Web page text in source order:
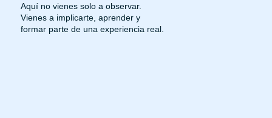
Aquí no vienes solo a observar.
Vienes a implicarte, aprender y
formar parte de una experiencia real.